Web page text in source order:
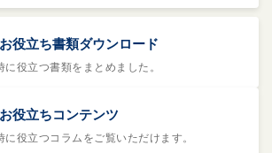
役立ち書類ダウンロード
に役立つ書類をまとめました。
役立ちコンテンツ
に役立つコラムをご覧いただけます。